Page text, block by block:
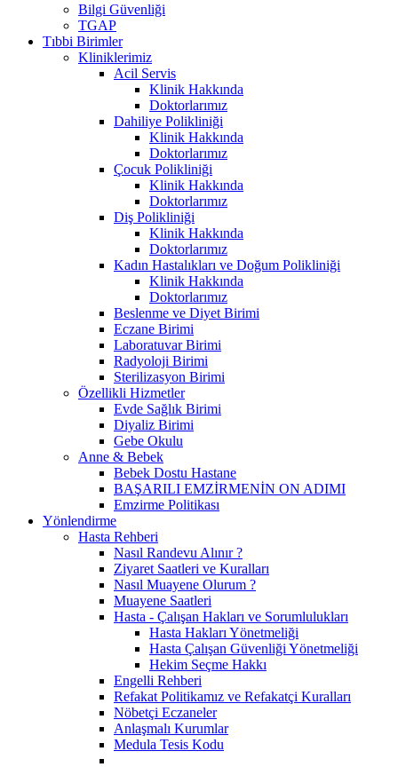
Bilgi Güvenliği
TGAP
Tıbbi Birimler
Kliniklerimiz
Acil Servis
Klinik Hakkında
Doktorlarımız
Dahiliye Polikliniği
Klinik Hakkında
Doktorlarımız
Çocuk Polikliniği
Klinik Hakkında
Doktorlarımız
Diş Polikliniği
Klinik Hakkında
Doktorlarımız
Kadın Hastalıkları ve Doğum Polikliniği
Klinik Hakkında
Doktorlarımız
Beslenme ve Diyet Birimi
Eczane Birimi
Laboratuvar Birimi
Radyoloji Birimi
Sterilizasyon Birimi
Özellikli Hizmetler
Evde Sağlık Birimi
Diyaliz Birimi
Gebe Okulu
Anne & Bebek
Bebek Dostu Hastane
BAŞARILI EMZİRMENİN ON ADIMI
Emzirme Politikası
Yönlendirme
Hasta Rehberi
Nasıl Randevu Alınır ?
Ziyaret Saatleri ve Kuralları
Nasıl Muayene Olurum ?
Muayene Saatleri
Hasta - Çalışan Hakları ve Sorumlulukları
Hasta Hakları Yönetmeliği
Hasta Çalışan Güvenliği Yönetmeliği
Hekim Seçme Hakkı
Engelli Rehberi
Refakat Politikamız ve Refakatçi Kuralları
Nöbetçi Eczaneler
Anlaşmalı Kurumlar
Medula Tesis Kodu